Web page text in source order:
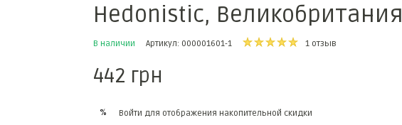
Hedonistic, Великобритания
В наличии Артикул: 000001601-1 1 отзыв
442 грн
% Войти для отображения накопительной скидки